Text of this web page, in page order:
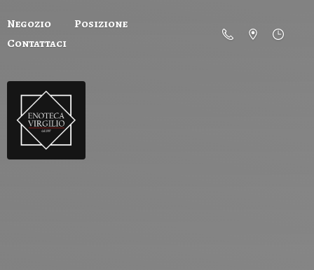
Negozio
Posizione
Contattaci